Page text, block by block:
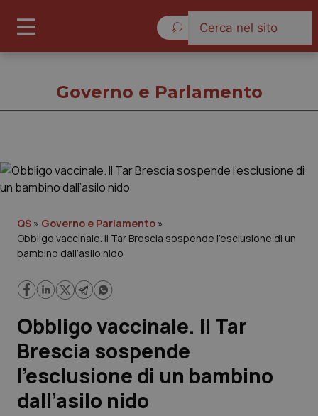
Governo e Parlamento
Regioni e Asl
Lavoro e Professioni
Scienza e Farmaci
Studi e Analisi
Governo e Parlamento
QS » Governo e Parlamento »
Obbligo vaccinale. Il Tar Brescia sospende l’esclusione di un
bambino dall’asilo nido
Obbligo vaccinale. Il Tar
Brescia sospende
l’esclusione di un bambino
dall’asilo nido